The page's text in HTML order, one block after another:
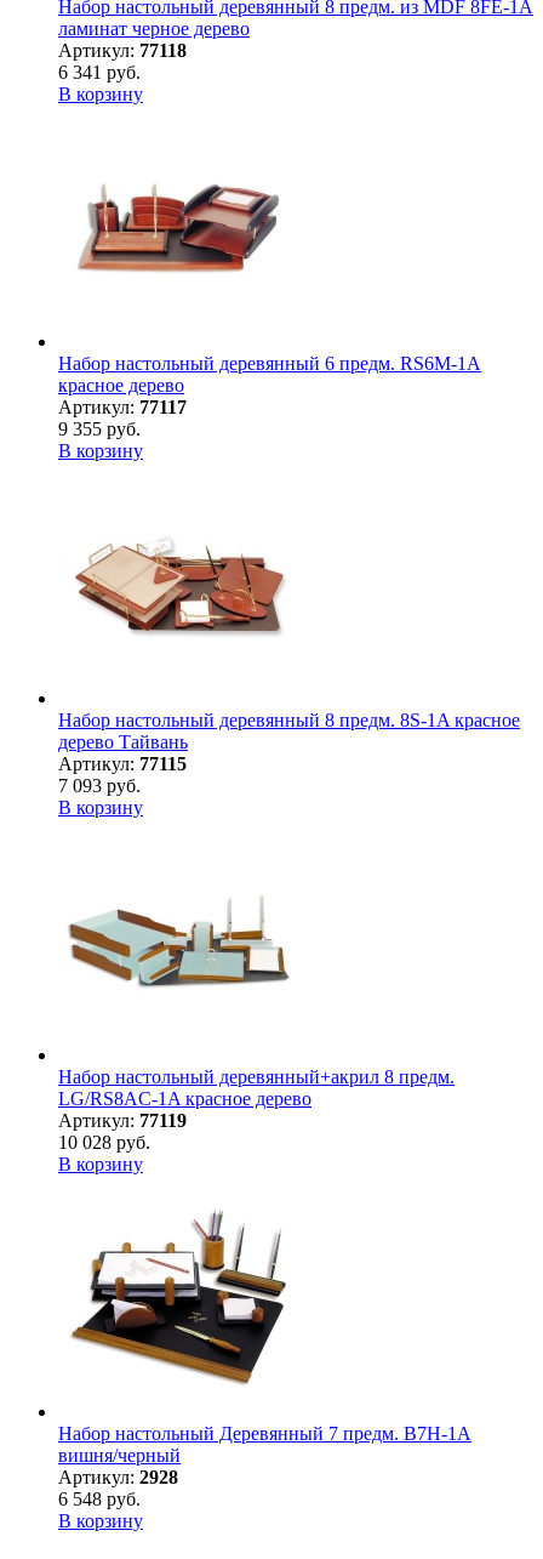
Набор настольный деревянный 8 предм. из MDF 8FE-1A
ламинат черное дерево
Артикул: 77118
6 341 руб.
В корзину
Набор настольный деревянный 6 предм. RS6M-1A
красное дерево
Артикул: 77117
9 355 руб.
В корзину
Набор настольный деревянный 8 предм. 8S-1A красное
дерево Тайвань
Артикул: 77115
7 093 руб.
В корзину
Набор настольный деревянный+акрил 8 предм.
LG/RS8AC-1A красное дерево
Артикул: 77119
10 028 руб.
В корзину
Набор настольный Деревянный 7 предм. B7H-1A
вишня/черный
Артикул: 2928
6 548 руб.
В корзину